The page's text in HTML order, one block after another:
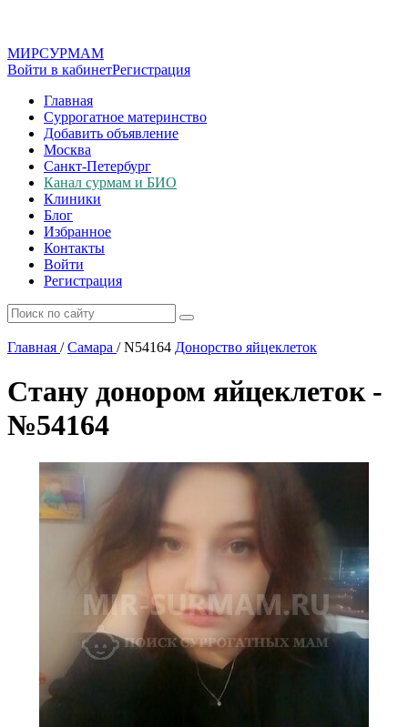
МИРСУРМАМ
Войти в кабинетРегистрация
Главная
Суррогатное материнство
Добавить объявление
Москва
Санкт-Петербург
Канал сурмам и БИО
Клиники
Блог
Избранное
Контакты
Войти
Регистрация
Главная / Самара /N54164 Донорство яйцеклеток
Стану донором яйцеклеток -
№54164